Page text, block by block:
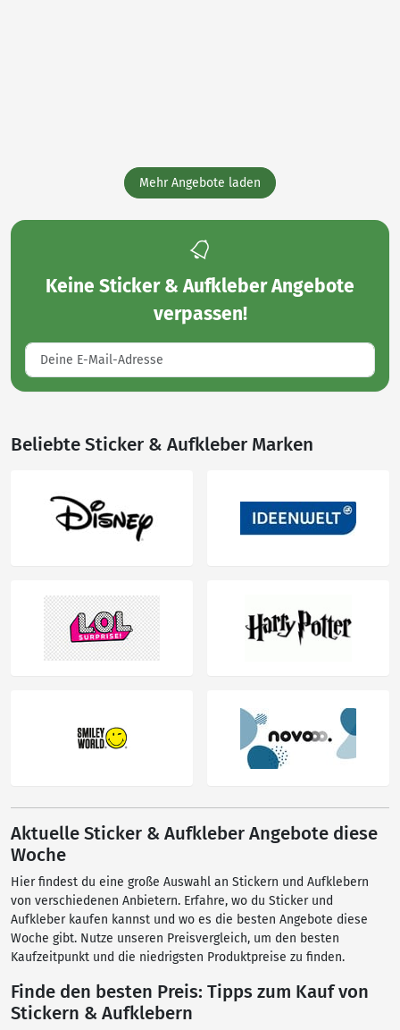
Mehr Angebote laden
Keine Sticker & Aufkleber Angebote
verpassen!
Beliebte Sticker & Aufkleber Marken
Aktuelle Sticker & Aufkleber Angebote diese
Woche
Hier findest du eine große Auswahl an Stickern und Aufklebern
von verschiedenen Anbietern. Erfahre, wo du Sticker und
Aufkleber kaufen kannst und wo es die besten Angebote diese
Woche gibt. Nutze unseren Preisvergleich, um den besten
Kaufzeitpunkt und die niedrigsten Produktpreise zu finden.
Finde den besten Preis: Tipps zum Kauf von
Stickern & Aufklebern